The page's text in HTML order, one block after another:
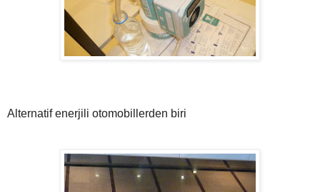
Alternatif enerjili otomobillerden biri